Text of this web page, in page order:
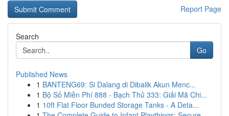
Report Page
Search
Go
Published News
1 BANTENG69: Si Dalang di Dibalik Akun Menc...
1 Bộ Số Miễn Phí 888 - Bạch Thủ 333: Giải Mã Chi...
1 10ft Flat Floor Bunded Storage Tanks - A Deta...